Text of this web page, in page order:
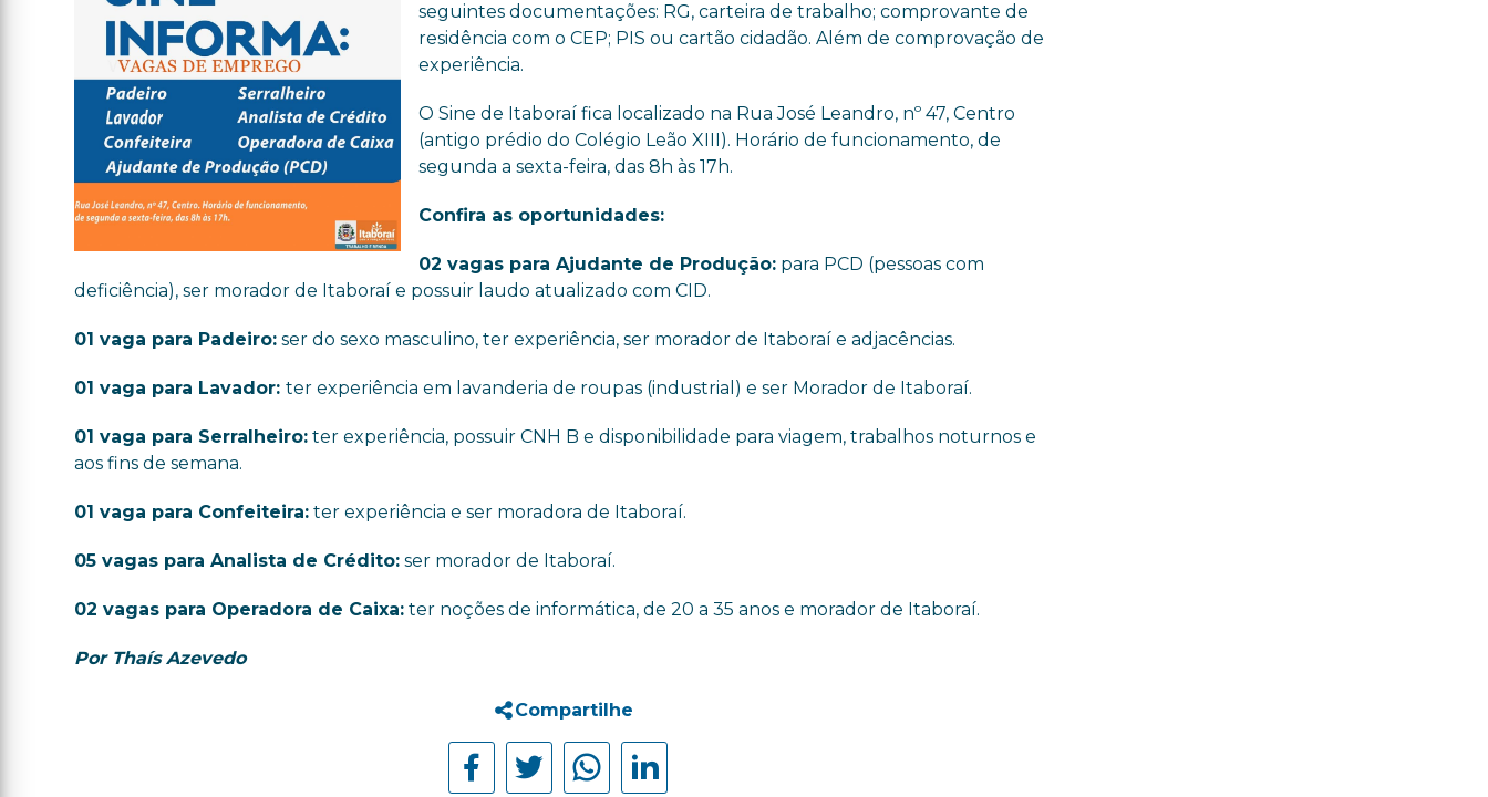
seguintes documentações: RG, carteira de trabalho; comprovante de
residência com o CEP; PIS ou cartão cidadão. Além de comprovação de
experiência.
O Sine de Itaboraí fica localizado na Rua José Leandro, nº 47, Centro
(antigo prédio do Colégio Leão XIII). Horário de funcionamento, de
segunda a sexta-feira, das 8h às 17h.
Confira as oportunidades:
02 vagas para Ajudante de Produção: para PCD (pessoas com
deficiência), ser morador de Itaboraí e possuir laudo atualizado com CID.
01 vaga para Padeiro: ser do sexo masculino, ter experiência, ser morador de Itaboraí e adjacências.
01 vaga para Lavador:ter experiência em lavanderia de roupas (industrial) e ser Morador de Itaboraí.
01 vaga para Serralheiro: ter experiência, possuir CNH B e disponibilidade para viagem, trabalhos noturnos e
aos fins de semana.
01 vaga para Confeiteira: ter experiência e ser moradora de Itaboraí.
05 vagas para Analista de Crédito: ser morador de Itaboraí.
02 vagas para Operadora de Caixa: ter noções de informática, de 20 a 35 anos e morador de Itaboraí.
Por Thaís Azevedo
Compartilhe